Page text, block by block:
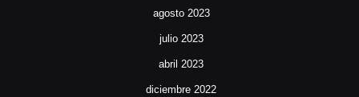
agosto 2023
julio 2023
abril 2023
diciembre 2022